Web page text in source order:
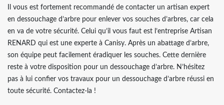
Il vous est fortement recommandé de contacter un artisan expert
en dessouchage d’arbre pour enlever vos souches d’arbres, car cela
en va de votre sécurité. Celui qu’il vous faut est l’entreprise Artisan
RENARD qui est une experte à Canisy. Après un abattage d’arbre,
son équipe peut facilement éradiquer les souches. Cette dernière
reste à votre disposition pour un dessouchage d’arbre. N’hésitez
pas à lui confier vos travaux pour un dessouchage d’arbre réussi en
toute sécurité. Contactez-la !